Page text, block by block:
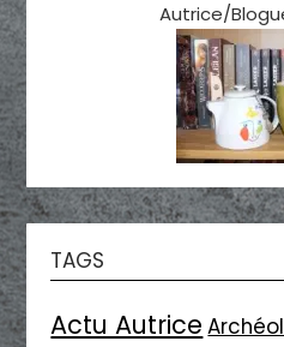
Autrice/
TAGS
Actu Autrice